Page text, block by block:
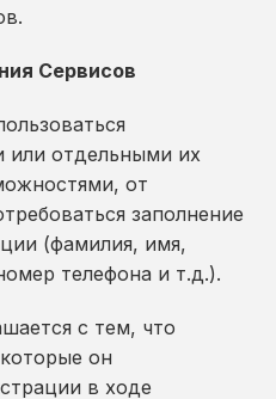
Сервисов
или отдельными их
от
заполнение
(фамилия, имя,
телефона и т.д.).
с тем, что
он
в ходе